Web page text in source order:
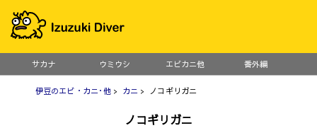
サカナ ウミウシ エビカニ他 番外編
伊豆のエビ・カニ･他> カニ > ノコギリガニ
ノコギリガニ